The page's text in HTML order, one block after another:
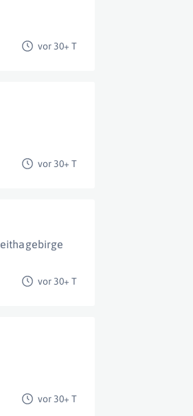
vor 30+ T
vor 30+ T
vor 30+ T
vor 30+ T